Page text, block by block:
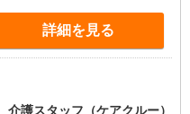
詳細を見る
護スタッフ（ケアクルー）